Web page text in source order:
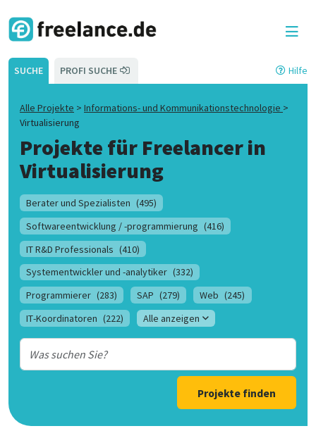
SUCHE PROFI SUCHE Hilfe
Alle Projekte > Informations- und Kommunikationstechnologie >
Virtualisierung
Projekte für Freelancer in
Virtualisierung
Berater und Spezialisten (495)
Softwareentwicklung / -programmierung (416)
IT R&D Professionals (410)
Systementwickler und -analytiker (332)
Programmierer (283) SAP (279) Web (245)
IT-Koordinatoren (222) Alle anzeigen
Projekte finden